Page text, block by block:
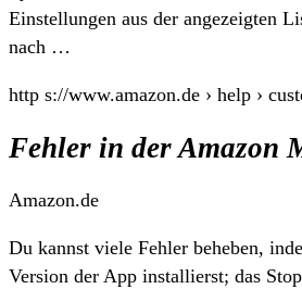
Einstellungen aus der angezeigten
nach …
http s://www.amazon.de › help ›
Fehler in der Amazon
Amazon.de
Du kannst viele Fehler beheben,
Version der App installierst; das